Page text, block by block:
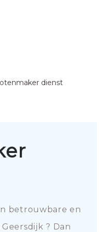
dienst
betrouwbare en
? Dan